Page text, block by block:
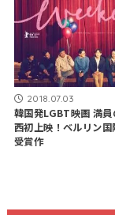
2018.07.03
韓国発LGBT映画 満員
西初上映！ベルリン
受賞作